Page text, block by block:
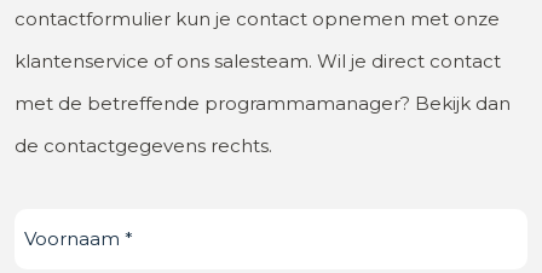
contactformulier kun je contact opnemen met onze
klantenservice of ons salesteam. Wil je direct contact
met de betreffende programmamanager? Bekijk dan
de contactgegevens rechts.
Voornaam (Vereist)